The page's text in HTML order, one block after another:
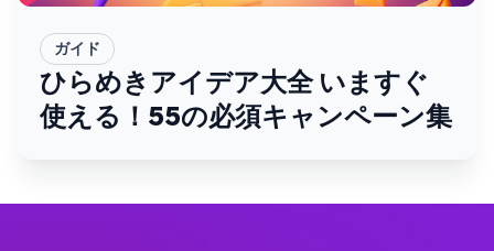
ガイド
ひらめきアイデア大全 いますぐ
使える！55の必須キャンペーン集